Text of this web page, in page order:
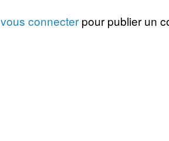
vous connecter pour publier un